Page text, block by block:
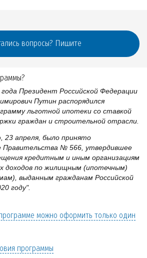
вопросы? Пишите
года Президент Российской Федерации
Путин распорядился
льготной ипотеки со ставкой
граждан и строительной отрасли.
23 апреля, было принято
Правительства № 566, утвердившее
кредитным и иным организациям
доходов по жилищным (ипотечным)
выданным гражданам Российской
году".
можно оформить только один
программы